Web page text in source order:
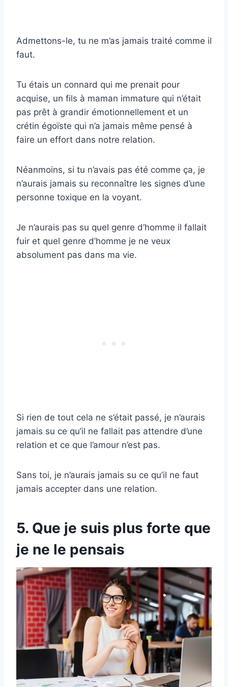
Admettons-le, tu ne m’as jamais traité comme il
faut.
Tu étais un connard qui me prenait pour
acquise, un fils à maman immature qui n’était
pas prêt à grandir émotionnellement et un
crétin égoïste qui n’a jamais même pensé à
faire un effort dans notre relation.
Néanmoins, si tu n’avais pas été comme ça, je
n’aurais jamais su reconnaître les signes d’une
personne toxique en la voyant.
Je n’aurais pas su quel genre d’homme il fallait
fuir et quel genre d’homme je ne veux
absolument pas dans ma vie.
Si rien de tout cela ne s’était passé, je n’aurais
jamais su ce qu’il ne fallait pas attendre d’une
relation et ce que l’amour n’est pas.
Sans toi, je n’aurais jamais su ce qu’il ne faut
jamais accepter dans une relation.
5. Que je suis plus forte que
je ne le pensais